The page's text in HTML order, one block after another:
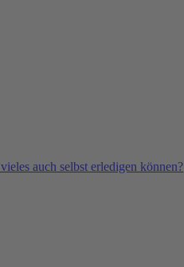
auch selbst erledigen können?